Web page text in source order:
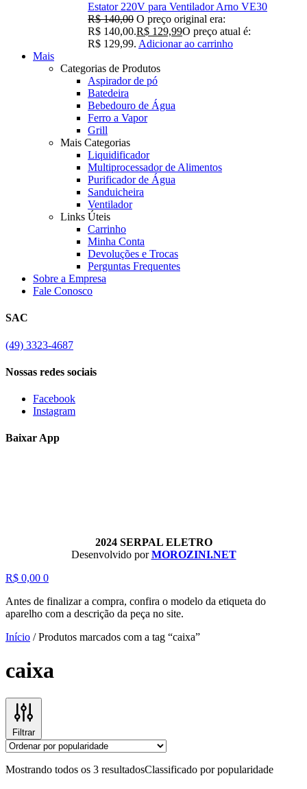
Estator 220V para Ventilador Arno VE30
R$140,00 O preço original era:
R$ 140,00.R$ 129,99O preço atual é:
R$ 129,99. Adicionar ao carrinho
Mais
Categorias de Produtos
Aspirador de pó
Batedeira
Bebedouro de Água
Ferro a Vapor
Grill
Mais Categorias
Liquidificador
Multiprocessador de Alimentos
Purificador de Água
Sanduicheira
Ventilador
Links Úteis
Carrinho
Minha Conta
Devoluções e Trocas
Perguntas Frequentes
Sobre a Empresa
Fale Conosco
SAC
(49) 3323-4687
Nossas redes sociais
Facebook
Instagram
Baixar App
2024 SERPAL ELETRO
Desenvolvido porMOROZINI.NET
R$ 0,00 0
Antes de finalizar a compra, confira o modelo da etiqueta do
aparelho com a descrição da peça no site.
Início /Produtos marcados com a tag “caixa”
caixa
Filtrar
Mostrando todos os 3 resultadosClassificado por popularidade